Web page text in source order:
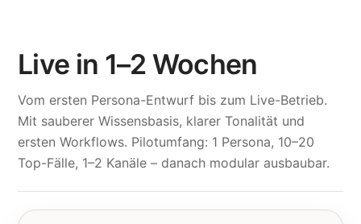
Live in 1–2 Wochen
Vom ersten Persona-Entwurf bis zum Live-Betrieb.
Mit sauberer Wissensbasis, klarer Tonalität und
ersten Workflows. Pilotumfang: 1 Persona, 10–20
Top-Fälle, 1–2 Kanäle – danach modular ausbaubar.